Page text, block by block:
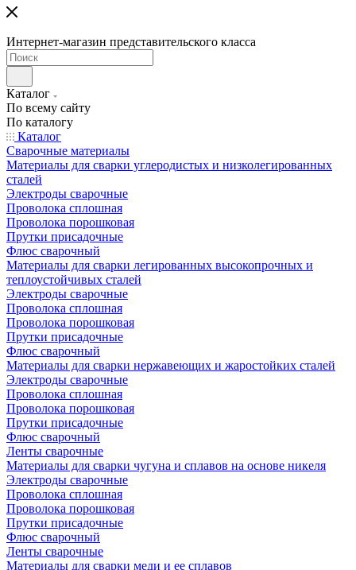
Интернет-магазин представительского класса
Каталог
По всему сайту
По каталогу
Каталог
Сварочные материалы
Материалы для сварки углеродистых и низколегированных
сталей
Электроды сварочные
Проволока сплошная
Проволока порошковая
Прутки присадочные
Флюс сварочный
Материалы для сварки легированных высокопрочных и
теплоустойчивых сталей
Электроды сварочные
Проволока сплошная
Проволока порошковая
Прутки присадочные
Флюс сварочный
Материалы для сварки нержавеющих и жаростойких сталей
Электроды сварочные
Проволока сплошная
Проволока порошковая
Прутки присадочные
Флюс сварочный
Ленты сварочные
Материалы для сварки чугуна и сплавов на основе никеля
Электроды сварочные
Проволока сплошная
Проволока порошковая
Прутки присадочные
Флюс сварочный
Ленты сварочные
Материалы для сварки меди и ее сплавов